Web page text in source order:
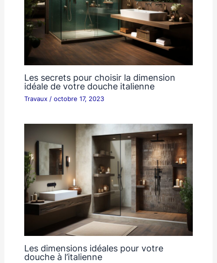
Les secrets pour choisir la dimension
idéale de votre douche italienne
Travaux/ octobre 17, 2023
Les dimensions idéales pour votre
douche à l’italienne